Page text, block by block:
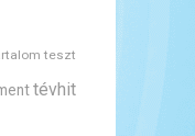
teszt
tévhit